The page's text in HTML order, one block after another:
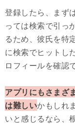
登録したら、まず
っては検索で引っ
るため、彼氏を特
に検索でヒットし
ロフィールを確認
アプリにもさまざ
は難しいかもしれ
いと感じるなら、